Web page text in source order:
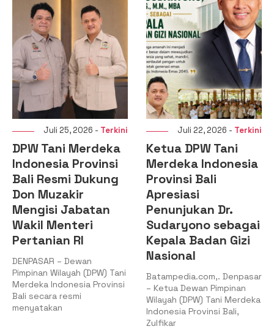
Juli 25, 2026 - Terkini
DPW Tani Merdeka
Indonesia Provinsi
Bali Resmi Dukung
Don Muzakir
Mengisi Jabatan
Wakil Menteri
Pertanian RI
DENPASAR – Dewan
Pimpinan Wilayah (DPW) Tani
Merdeka Indonesia Provinsi
Bali secara resmi
menyatakan
Juli 22, 2026 - Terkini
Ketua DPW Tani
Merdeka Indonesia
Provinsi Bali
Apresiasi
Penunjukan Dr.
Sudaryono sebagai
Kepala Badan Gizi
Nasional
Batampedia.com,. Denpasar
– Ketua Dewan Pimpinan
Wilayah (DPW) Tani Merdeka
Indonesia Provinsi Bali,
Zulfikar